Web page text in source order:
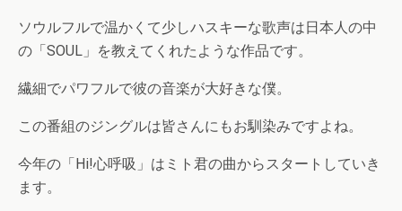
ソウルフルで温かくて少しハスキーな歌声は日本人の中
の「SOUL」を教えてくれたような作品です。
繊細でパワフルで彼の音楽が大好きな僕。
この番組のジングルは皆さんにもお馴染みですよね。
今年の「Hi!心呼吸」はミト君の曲からスタートしていき
ます。